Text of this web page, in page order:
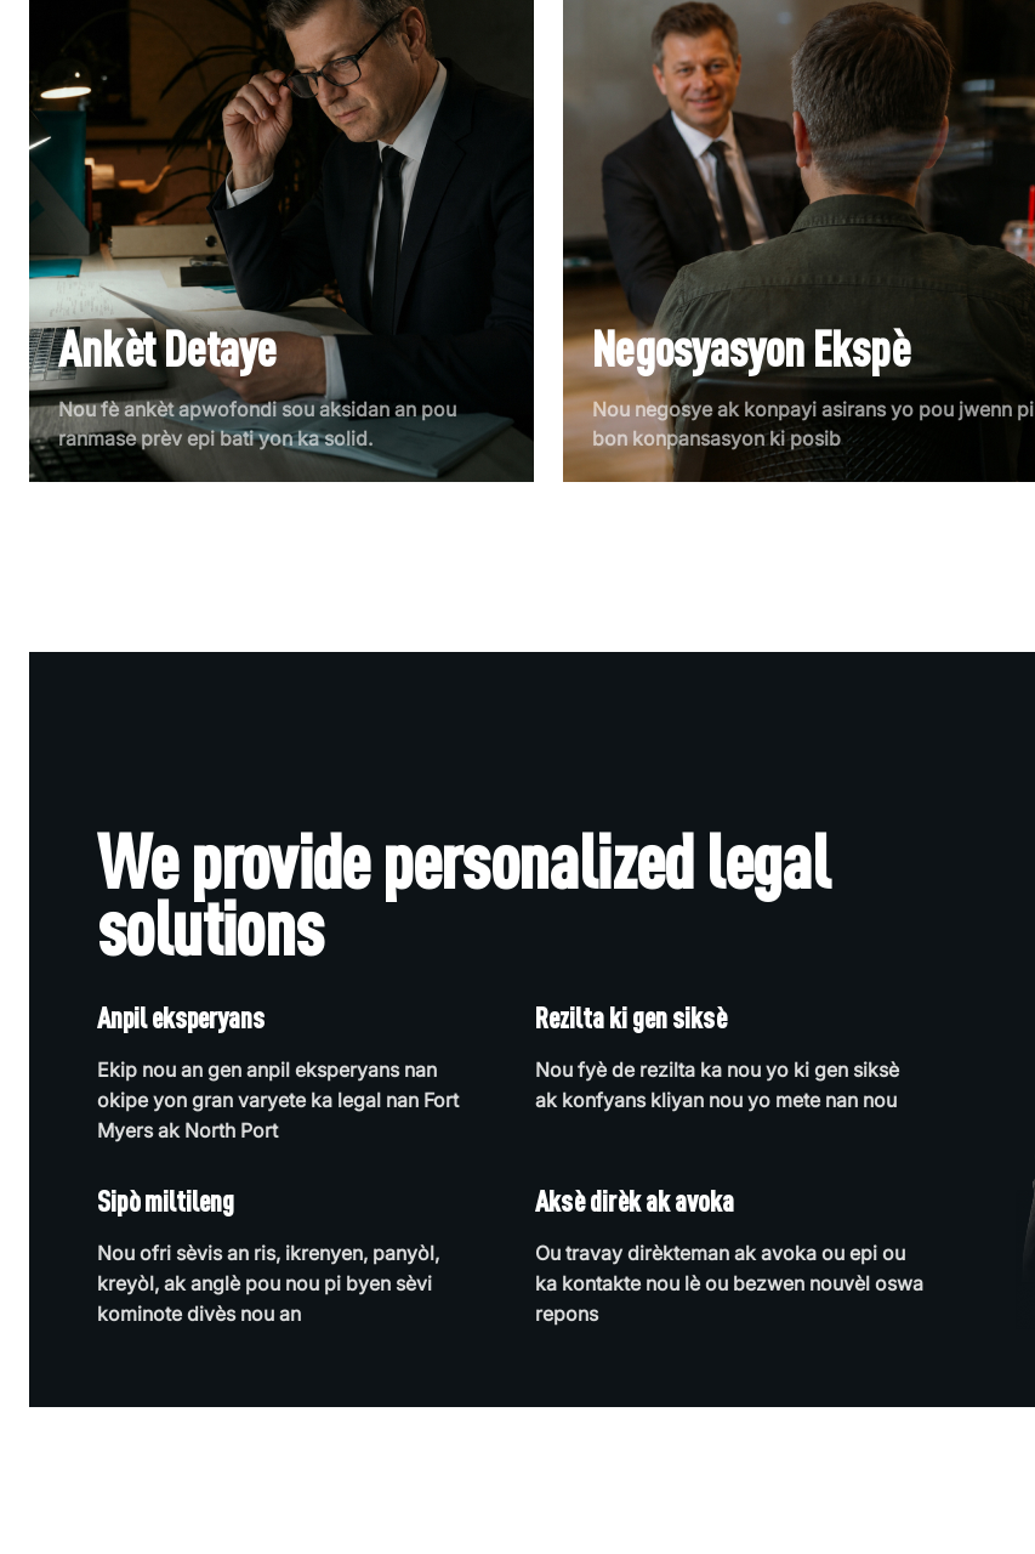
Ankèt Detaye
Nou fè ankèt apwofondi sou aksidan an pou
ranmase prèv epi bati yon ka solid.
Negosyasyon Ekspè
Nou negosye ak konpayi asirans yo pou jwenn pi
bon konpansasyon ki posib
We provide personalized legal
solutions
Anpil eksperyans
Ekip nou an gen anpil eksperyans nan
okipe yon gran varyete ka legal nan Fort
Myers ak North Port
Rezilta ki gen siksè
Nou fyè de rezilta ka nou yo ki gen siksè
ak konfyans kliyan nou yo mete nan nou
Sipò miltileng
Nou ofri sèvis an ris, ikrenyen, panyòl,
kreyòl, ak anglè pou nou pi byen sèvi
kominote divès nou an
Aksè dirèk ak avoka
Ou travay dirèkteman ak avoka ou epi ou
ka kontakte nou lè ou bezwen nouvèl oswa
repons